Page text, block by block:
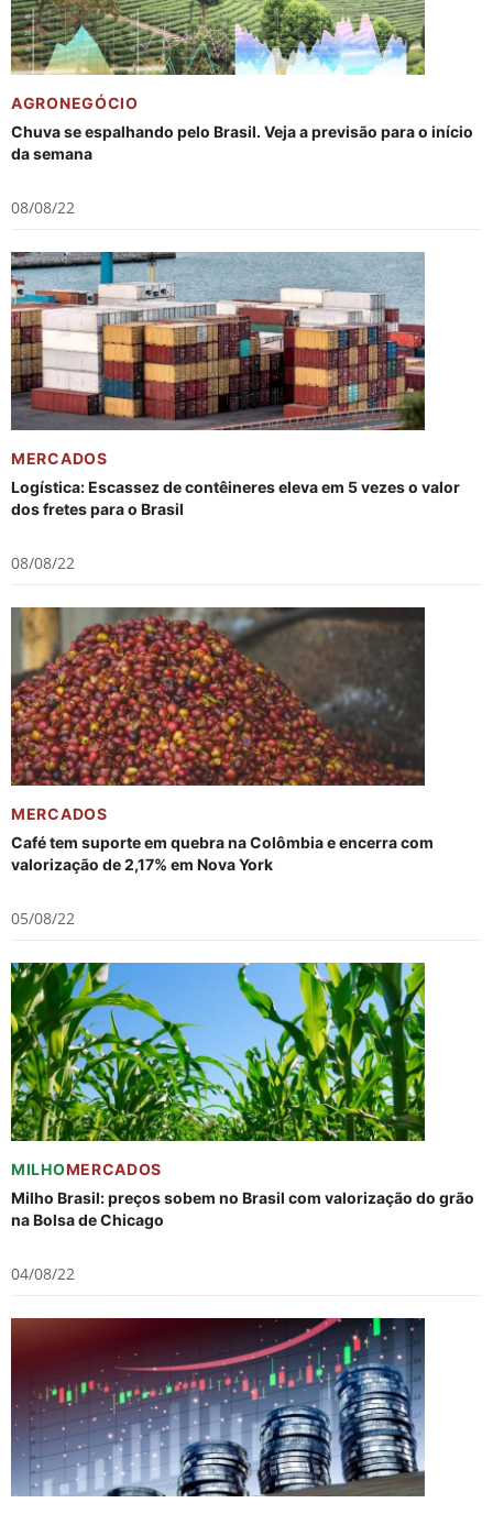
AGRONEGÓCIO
Chuva se espalhando pelo Brasil. Veja a previsão para o início
da semana
08/08/22
MERCADOS
Logística: Escassez de contêineres eleva em 5 vezes o valor
dos fretes para o Brasil
08/08/22
MERCADOS
Café tem suporte em quebra na Colômbia e encerra com
valorização de 2,17% em Nova York
05/08/22
MILHOMERCADOS
Milho Brasil: preços sobem no Brasil com valorização do grão
na Bolsa de Chicago
04/08/22